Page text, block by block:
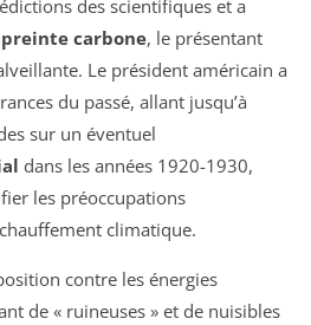
des scientifiques et a
carbone, le présentant
Le président américain a
du passé, allant jusqu’à
sur un éventuel
dans les années 1920-1930,
les préoccupations
climatique.
contre les énergies
de « ruineuses » et de nuisibles